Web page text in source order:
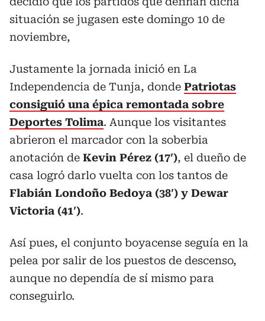
situación se jugasen este domingo 10 de
noviembre,
Justamente la jornada inició en La
Independencia de Tunja, donde Patriotas
consiguió una épica remontada sobre
Deportes Tolima. Aunque los visitantes
abrieron el marcador con la soberbia
anotación de Kevin Pérez (17′), el dueño de
casa logró darlo vuelta con los tantos de
Flabián Londoño Bedoya (38′) y Dewar
Victoria (41′).
Así pues, el conjunto boyacense seguía en la
pelea por salir de los puestos de descenso,
aunque no dependía de sí mismo para
conseguirlo.